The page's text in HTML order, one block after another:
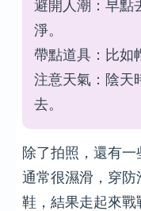
避開人潮：早點
淨。
帶點道具：比如
注意天氣：陰天
去。
除了拍照，還有
通常很濕滑，穿
鞋，結果走起來戰